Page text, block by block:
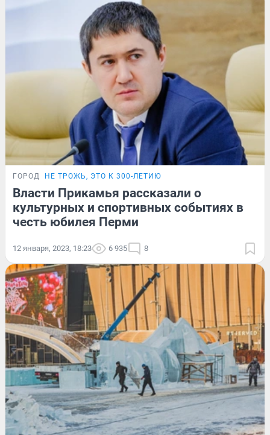
ГОРОД НЕ ТРОЖЬ, ЭТО К 300-ЛЕТИЮ
Власти Прикамья рассказали о
культурных и спортивных событиях в
честь юбилея Перми
12 января, 2023, 18:23 6 935 8